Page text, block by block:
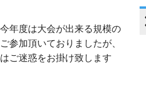
年度は大会が出来る規模の
参加頂いておりましたが、
ご迷惑をお掛け致します